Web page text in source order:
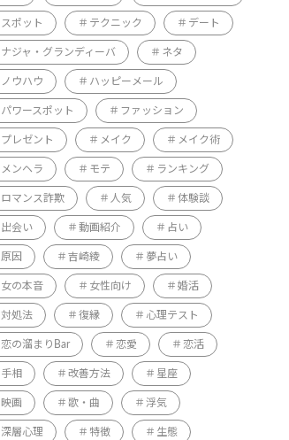
スポット テクニック デート
ナジャ・グランディーバ ネタ
ノウハウ ハッピーメール
パワースポット ファッション
プレゼント メイク メイク術
メンヘラ モテ ランキング
ロマンス詐欺 人気 体験談
出会い 動画紹介 占い
原因 吉崎綾 夢占い
女の本音 女性向け 婚活
対処法 復縁 心理テスト
恋の溜まりBar 恋愛 恋活
手相 改善方法 星座
映画 歌・曲 浮気
深層心理 特徴 生態